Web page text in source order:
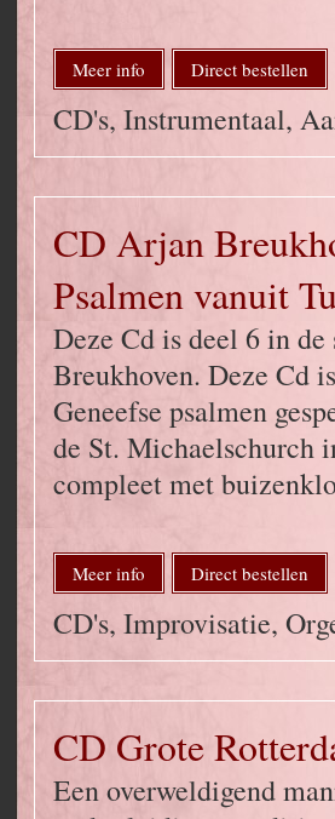
Meer info Direct bestellen
CD's, Instrumentaal,
CD Arjan
Psalmen vanuit
Deze Cd is deel 6 in
Breukhoven. Deze Cd
Geneefse psalmen
de St. Michaelschurch
compleet met
Meer info Direct bestellen
CD's, Improvisatie,
CD Grote
Een overweldigend